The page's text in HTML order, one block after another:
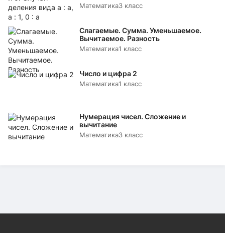
Математика3 класс
Слагаемые. Сумма. Уменьшаемое.
Вычитаемое. Разность
Математика1 класс
Число и цифра 2
Математика1 класс
Нумерация чисел. Сложение и
вычитание
Математика3 класс